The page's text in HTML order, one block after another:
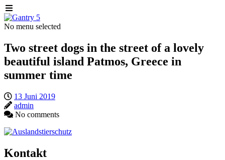
No menu selected
Two street dogs in the street of a lovely
beautiful island Patmos, Greece in
summer time
13 Juni 2019
admin
No comments
Kontakt